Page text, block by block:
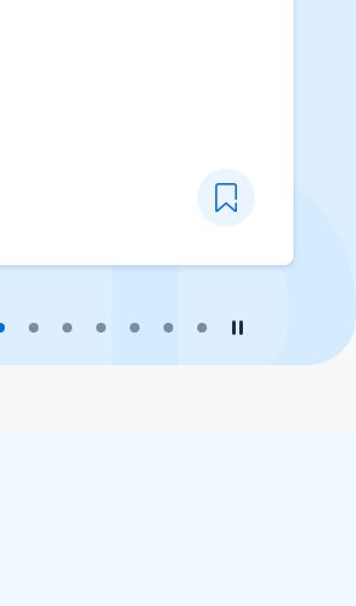
www.td.gov.hk/datago
dataspec/file_list.
以CSV格式制作， 用户可
]